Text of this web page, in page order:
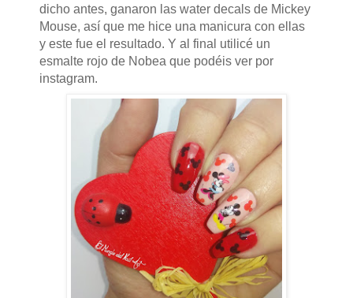
dicho antes, ganaron las water decals de Mickey
Mouse, así que me hice una manicura con ellas
y este fue el resultado. Y al final utilicé un
esmalte rojo de Nobea que podéis ver por
instagram.